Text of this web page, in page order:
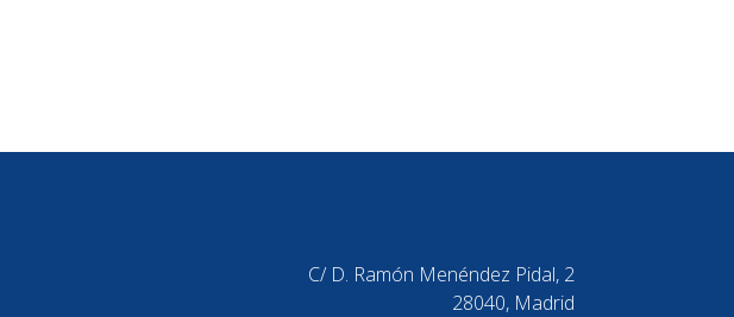
C/ D. Ramón Menéndez Pidal, 2
28040, Madrid